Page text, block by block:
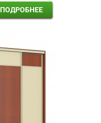
ПОДРОБНЕЕ